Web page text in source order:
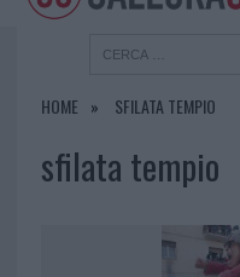
HOME SFILATA TEMPIO
sfilata tempio